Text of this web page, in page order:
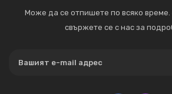
Може да се отпишете по всяко време.
свържете се с нас за